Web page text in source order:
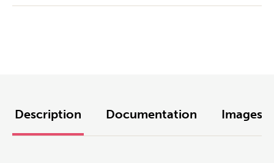
Description Documentation Images